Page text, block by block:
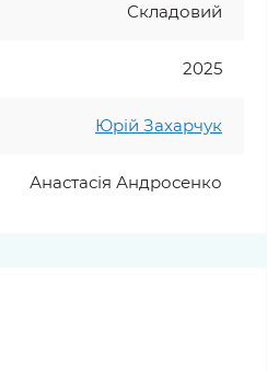
Складовий
2025
Юрій Захарчук
Анастасія Андросенко